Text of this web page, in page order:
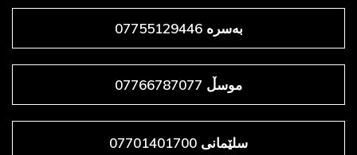
بەسرە 07755129446
موسڵ 07766787077
سلێمانی 07701401700